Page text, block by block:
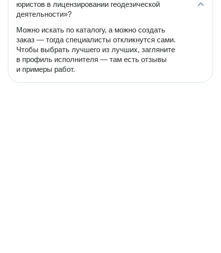
юристов в лицензировании геодезической
деятельности»?
Можно искать по каталогу, а можно создать
заказ — тогда специалисты откликнутся сами.
Чтобы выбрать лучшего из лучших, загляните
в профиль исполнителя — там есть отзывы
и примеры работ.